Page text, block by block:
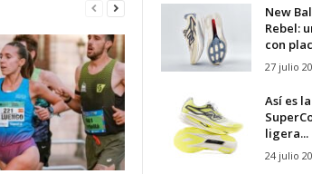
New
Rebel:
con
27 julio
Así es
ligera...
24 julio